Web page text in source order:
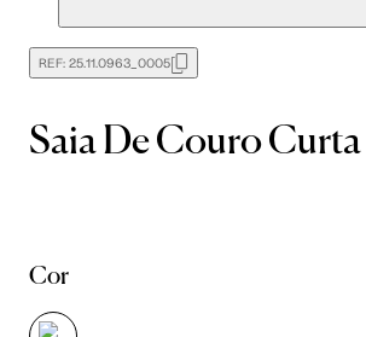
REF: 25.11.0963_0005
Saia De Couro Curta
Cor